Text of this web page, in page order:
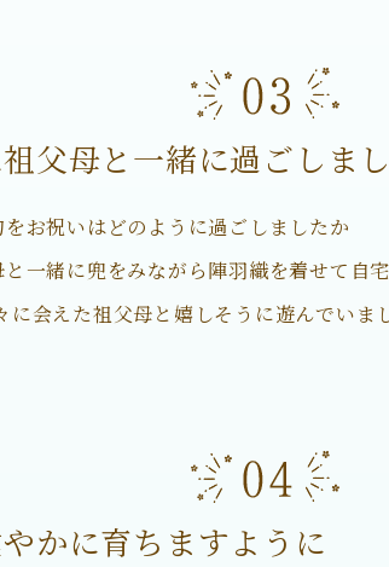
父母と一緒に過ごしま
お祝いはどのように過ごしましたか
一緒に兜をみながら陣羽織を着せて自
に会えた祖父母と嬉しそうに遊んでいまし
かに育ちますように